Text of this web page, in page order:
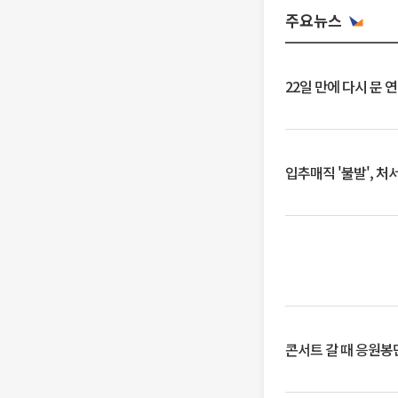
주요뉴스
22일 만에 다시 문
입추매직 '불발', 처
콘서트 갈 때 응원